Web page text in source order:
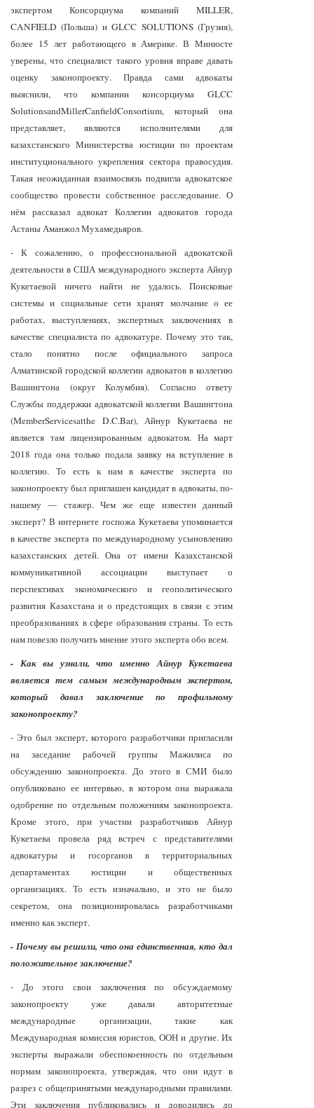
экспертом Консорциума компаний MILLER,
CANFIELD (Польша) и GLCC SOLUTIONS (Грузия),
более 15 лет работающего в Америке. В Минюсте
уверены, что специалист такого уровня вправе давать
оценку законопроекту. Правда сами адвокаты
выяснили, что компании консорциума GLCC
SolutionsandMillerCanfieldConsortium, который она
представляет, являются исполнителями для
казахстанского Министерства юстиции по проектам
институционального укрепления сектора правосудия.
Такая неожиданная взаимосвязь подвигла адвокатское
сообщество провести собственное расследование. О
нём рассказал адвокат Коллегии адвокатов города
Астаны Аманжол Мухамедьяров.
- К сожалению, о профессиональной адвокатской
деятельности в США международного эксперта Айнур
Кукетаевой ничего найти не удалось. Поисковые
системы и социальные сети хранят молчание о ее
работах, выступлениях, экспертных заключениях в
качестве специалиста по адвокатуре. Почему это так,
стало понятно после официального запроса
Алматинской городской коллегии адвокатов в коллегию
Вашингтона (округ Колумбия). Согласно ответу
Службы поддержки адвокатской коллегии Вашингтона
(MemberServicesatthe D.C.Bar), Айнур Кукетаева не
является там лицензированным адвокатом. На март
2018 года она только подала заявку на вступление в
коллегию. То есть к нам в качестве эксперта по
законопроекту был приглашен кандидат в адвокаты, по-
нашему — стажер. Чем же еще известен данный
эксперт? В интернете госпожа Кукетаева упоминается
в качестве эксперта по международному усыновлению
казахстанских детей. Она от имени Казахстанской
коммуникативной ассоциации выступает о
перспективах экономического и геополитического
развития Казахстана и о предстоящих в связи с этим
преобразованиях в сфере образования страны. То есть
нам повезло получить мнение этого эксперта обо всем.
- Как вы узнали, что именно Айнур Кукетаева
является тем самым международным экспертом,
который давал заключение по профильному
законопроекту?
- Это был эксперт, которого разработчики пригласили
на заседание рабочей группы Мажилиса по
обсуждению законопроекта. До этого в СМИ было
опубликовано ее интервью, в котором она выражала
одобрение по отдельным положениям законопроекта.
Кроме этого, при участии разработчиков Айнур
Кукетаева провела ряд встреч с представителями
адвокатуры и госорганов в территориальных
департаментах юстиции и общественных
организациях. То есть изначально, и это не было
секретом, она позиционировалась разработчиками
именно как эксперт.
- Почему вы решили, что она единственная, кто дал
положительное заключение?
- До этого свои заключения по обсуждаемому
законопроекту уже давали авторитетные
международные организации, такие как
Международная комиссия юристов, ООН и другие. Их
эксперты выражали обеспокоенность по отдельным
нормам законопроекта, утверждая, что они идут в
разрез с общепринятыми международными правилами.
Эти заключения публиковались и доводились до